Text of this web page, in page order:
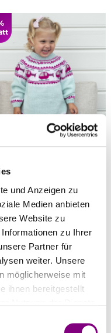
und Anzeigen zu
Medien anbieten
Website zu
zu Ihrer
Partner für
weiter. Unsere
möglicherweise mit
ihnen bereitgestellt
DESIGN
Rosa Helikopter
DESIGN